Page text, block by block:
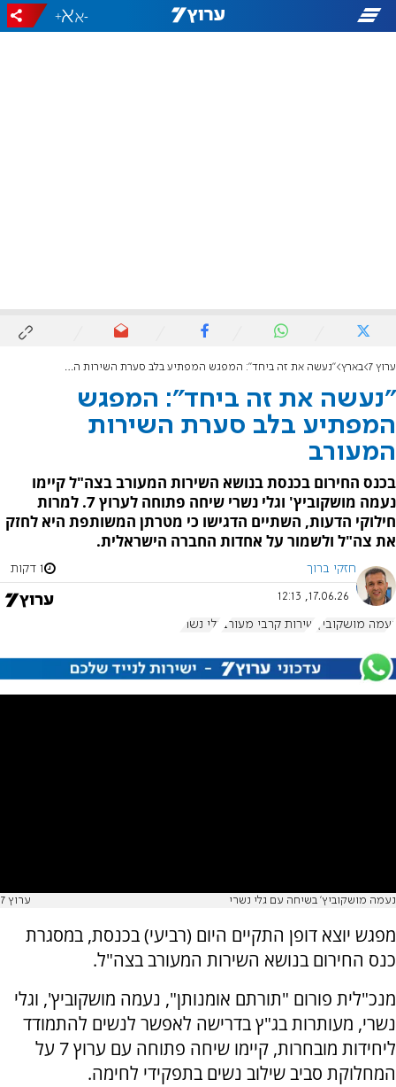
-
+
ערוץ 7 בארץ "נעשה את זה ביחד": המפגש המפתיע בלב סערת השירות המעורב
"נעשה את זה ביחד": המפגש
המפתיע בלב סערת השירות
המעורב
בכנס החירום בכנסת בנושא השירות המעורב בצה"ל קיימו
נעמה מושקוביץ' וגלי נשרי שיחה פתוחה לערוץ 7. למרות
חילוקי הדעות, השתיים הדגישו כי מטרתן המשותפת היא לחזק
את צה"ל ולשמור על אחדות החברה הישראלית.
חזקי ברוך 1 דקות
17.06.26, 12:13
נעמה מושקוביץ שירות קרבי מעורב גלי נשרי
נעמה מושקוביץ' בשיחה עם גלי נשרי ערוץ 7
מפגש יוצא דופן התקיים היום (רביעי) בכנסת, במסגרת
כנס החירום בנושא השירות המעורב בצה"ל.
מנכ"לית פורום "תורתם אומנותן", נעמה מושקוביץ', וגלי
נשרי, מעותרות בג"ץ בדרישה לאפשר לנשים להתמודד
ליחידות מובחרות, קיימו שיחה פתוחה עם ערוץ 7 על
המחלוקת סביב שילוב נשים בתפקידי לחימה.